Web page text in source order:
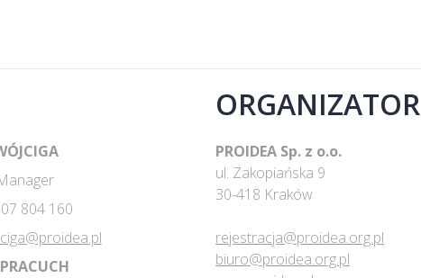
804 160
ORGANIZATOR
PROIDEA Sp. z o.o.
ul. Zakopiańska 9
30-418 Kraków
rejestracja@proidea.org.pl
biuro@proidea.org.pl